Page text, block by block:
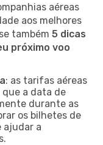
aéreas
aos melhores
também 5 dicas
próximo voo
: as tarifas aéreas
a data de
durante as
os bilhetes de
ajudar a